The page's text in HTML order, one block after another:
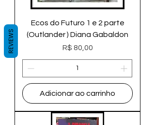
Ecos do Futuro 1 e 2 parte
(Outlander ) Diana Gabaldon
Preço
R$ 80,00
Adicionar ao carrinho
REVIEWS